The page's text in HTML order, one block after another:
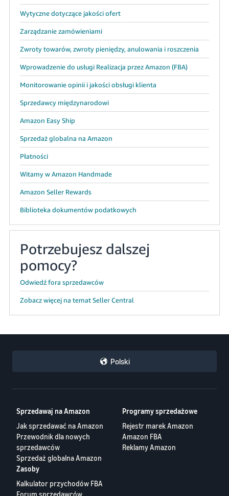
Wytyczne dotyczące jakości ofert
Zarządzanie zamówieniami
Zwroty towarów, zwroty pieniędzy, anulowania i roszczenia
Wprowadzenie do usługi Realizacja przez Amazon (FBA)
Monitorowanie opinii i jakości obsługi klienta
Sprzedawcy międzynarodowi
Amazon Easy Ship
Sprzedaż globalna na Amazon
Płatności
Witamy w Amazon Handmade
Amazon Seller Rewards
Biblioteka dokumentów podatkowych
Potrzebujesz dalszej
pomocy?
Odwiedź fora sprzedawców
Zobacz więcej na temat Seller Central
Polski
Sprzedawaj na Amazon
Jak sprzedawać na Amazon
Przewodnik dla nowych
sprzedawców
Sprzedaż globalna Amazon
Programy sprzedażowe
Rejestr marek Amazon
Amazon FBA
Reklamy Amazon
Zasoby
Kalkulator przychodów FBA
Forum sprzedawców